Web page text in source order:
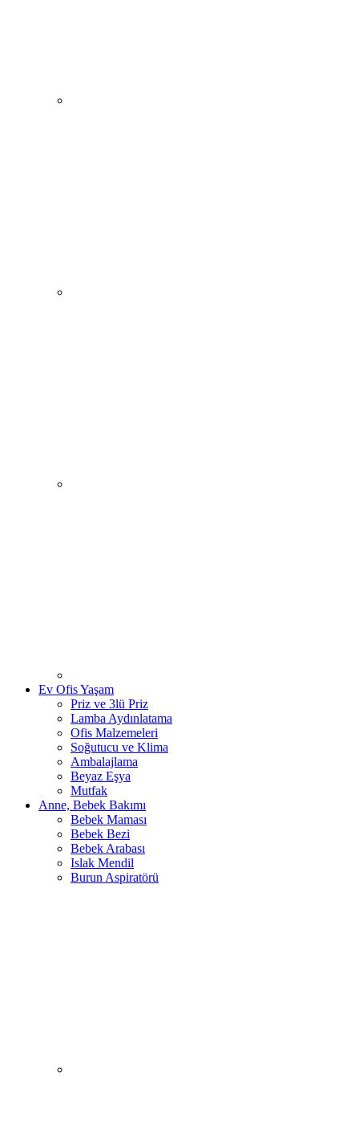
Ev Ofis Yaşam
Priz ve 3lü Priz
Lamba Aydınlatama
Ofis Malzemeleri
Soğutucu ve Klima
Ambalajlama
Beyaz Eşya
Mutfak
Anne, Bebek Bakımı
Bebek Maması
Bebek Bezi
Bebek Arabası
Islak Mendil
Burun Aspiratörü